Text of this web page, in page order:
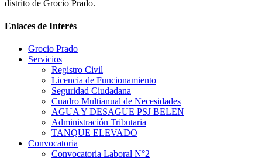
distrito de Grocio Prado.
Enlaces de Interés
Grocio Prado
Servicios
Registro Civil
Licencia de Funcionamiento
Seguridad Ciudadana
Cuadro Multianual de Necesidades
AGUA Y DESAGUE PSJ BELEN
Administración Tributaria
TANQUE ELEVADO
Convocatoria
Convocatoria Laboral N°2